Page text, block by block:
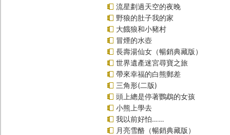
流星劃過天空的夜晚
野狼的肚子我的家
大餓狼和小豬村
冒煙的水壺
長壽湯仙女（暢銷典藏版）
世界遺產迷宮尋寶之旅
帶來幸福的白熊郵差
三角形(二版)
頭上總是停著鸚鵡的女孩
小熊上學去
我以前好怕……
月亮雪酪（暢銷典藏版）